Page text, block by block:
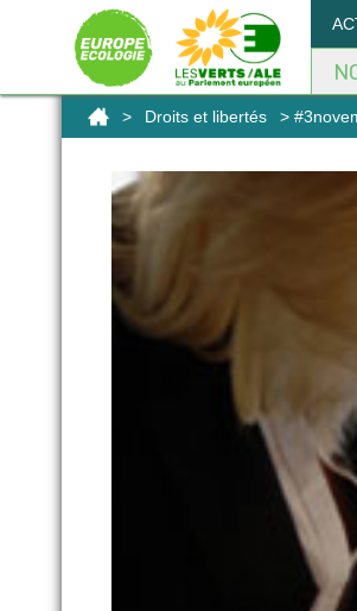
> Droits et libertés >
Panneau de gestion des cookies